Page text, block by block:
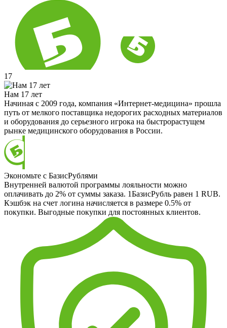
17
Нам 17 лет
Начиная с 2009 года, компания «Интернет-медицина» прошла
путь от мелкого поставщика недорогих расходных материалов
и оборудования до серьезного игрока на быстрорастущем
рынке медицинского оборудования в России.
Экономьте с БазисРублями
Внутренней валютой программы лояльности можно
оплачивать до 2% от суммы заказа. 1БазисРубль равен 1 RUB.
Кэшбэк на счет логина начисляется в размере 0.5% от
покупки. Выгодные покупки для постоянных клиентов.